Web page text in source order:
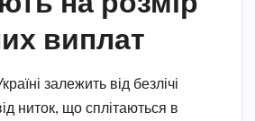
виплат
залежить від безлічі
ниток, що сплітаються в